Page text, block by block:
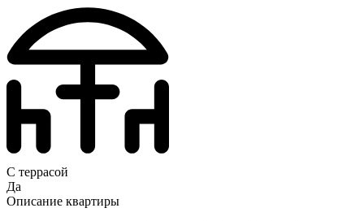
С террасой
Да
Описание квартиры